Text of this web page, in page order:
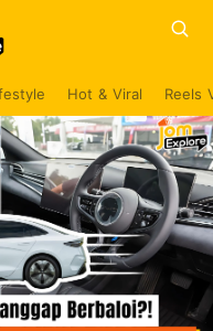
Hot & Viral Reels